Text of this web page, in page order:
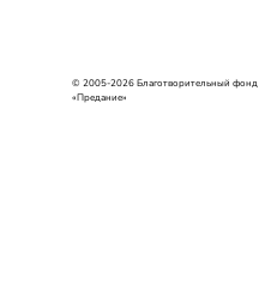
© 2005-2026 Благотворительный фонд
«Предание»